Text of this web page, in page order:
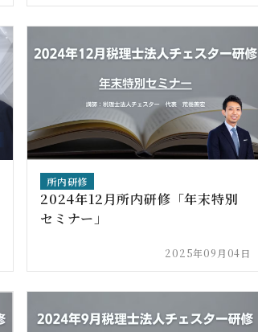
所内研修
2024年12月所内研修「年末特別
セミナー」
2025年09月04日